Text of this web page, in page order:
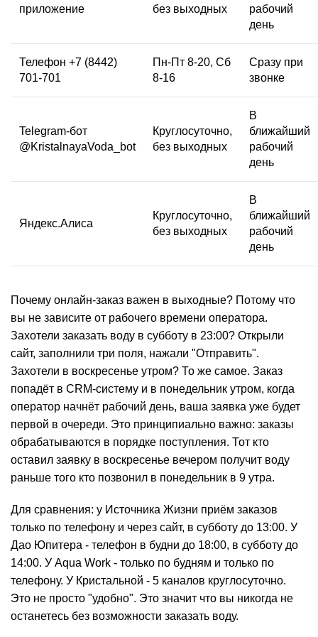
приложение
без выходных
рабочий
день
Телефон +7 (8442)
701-701
Пн-Пт 8-20, Сб
8-16
Сразу при
звонке
Telegram-бот
@KristalnayaVoda_bot
Круглосуточно,
без выходных
В
ближайший
рабочий
день
Яндекс.Алиса
Круглосуточно,
без выходных
В
ближайший
рабочий
день
Почему онлайн-заказ важен в выходные? Потому что
вы не зависите от рабочего времени оператора.
Захотели заказать воду в субботу в 23:00? Открыли
сайт, заполнили три поля, нажали "Отправить".
Захотели в воскресенье утром? То же самое. Заказ
попадёт в CRM-систему и в понедельник утром, когда
оператор начнёт рабочий день, ваша заявка уже будет
первой в очереди. Это принципиально важно: заказы
обрабатываются в порядке поступления. Тот кто
оставил заявку в воскресенье вечером получит воду
раньше того кто позвонил в понедельник в 9 утра.
Для сравнения: у Источника Жизни приём заказов
только по телефону и через сайт, в субботу до 13:00. У
Дао Юпитера - телефон в будни до 18:00, в субботу до
14:00. У Aqua Work - только по будням и только по
телефону. У Кристальной - 5 каналов круглосуточно.
Это не просто "удобно". Это значит что вы никогда не
останетесь без возможности заказать воду.